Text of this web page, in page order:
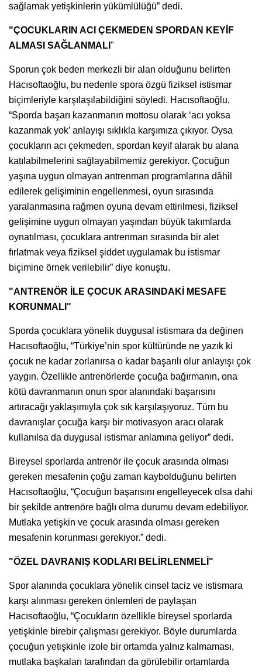
sağlamak yetişkinlerin yükümlülüğü” dedi.
"ÇOCUKLARIN ACI ÇEKMEDEN SPORDAN KEYİF
ALMASI SAĞLANMALI "
Sporun çok beden merkezli bir alan olduğunu belirten
Hacısoftaoğlu, bu nedenle spora özgü fiziksel istismar
biçimleriyle karşılaşılabildiğini söyledi. Hacısoftaoğlu,
“Sporda başarı kazanmanın mottosu olarak ‘acı yoksa
kazanmak yok’ anlayışı sıklıkla karşımıza çıkıyor. Oysa
çocukların acı çekmeden, spordan keyif alarak bu alana
katılabilmelerini sağlayabilmemiz gerekiyor. Çocuğun
yaşına uygun olmayan antrenman programlarına dâhil
edilerek gelişiminin engellenmesi, oyun sırasında
yaralanmasına rağmen oyuna devam ettirilmesi, fiziksel
gelişimine uygun olmayan yaşından büyük takımlarda
oynatılması, çocuklara antrenman sırasında bir alet
fırlatmak veya fiziksel şiddet uygulamak bu istismar
biçimine örnek verilebilir” diye konuştu.
"ANTRENÖR İLE ÇOCUK ARASINDAKİ MESAFE
KORUNMALI"
Sporda çocuklara yönelik duygusal istismara da değinen
Hacısoftaoğlu, “Türkiye’nin spor kültüründe ne yazık ki
çocuk ne kadar zorlanırsa o kadar başarılı olur anlayışı çok
yaygın. Özellikle antrenörlerde çocuğa bağırmanın, ona
kötü davranmanın onun spor alanındaki başarısını
artıracağı yaklaşımıyla çok sık karşılaşıyoruz. Tüm bu
davranışlar çocuğa karşı bir motivasyon aracı olarak
kullanılsa da duygusal istismar anlamına geliyor” dedi.
Bireysel sporlarda antrenör ile çocuk arasında olması
gereken mesafenin çoğu zaman kaybolduğunu belirten
Hacısoftaoğlu, “Çocuğun başarısını engelleyecek olsa dahi
bir şekilde antrenöre bağlı olma durumu devam edebiliyor.
Mutlaka yetişkin ve çocuk arasında olması gereken
mesafenin korunması gerekiyor.” dedi.
"ÖZEL DAVRANIŞ KODLARI BELİRLENMELİ"
Spor alanında çocuklara yönelik cinsel taciz ve istismara
karşı alınması gereken önlemleri de paylaşan
Hacısoftaoğlu, “Çocukların özellikle bireysel sporlarda
yetişkinle birebir çalışması gerekiyor. Böyle durumlarda
çocuğun yetişkinle izole bir ortamda yalnız kalmaması,
mutlaka başkaları tarafından da görülebilir ortamlarda